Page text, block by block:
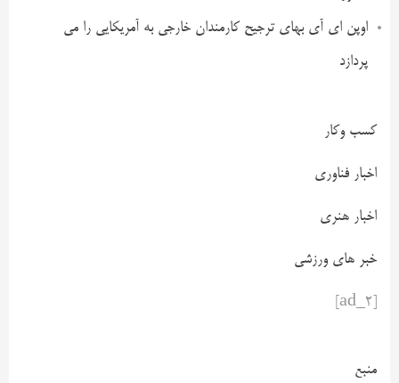
اوپن ای آی بهای ترجیح کارمندان خارجی به آمریکایی را می
پردازد
کسب وکار
اخبار فناوری
اخبار هنری
خبر های ورزشی
منبع